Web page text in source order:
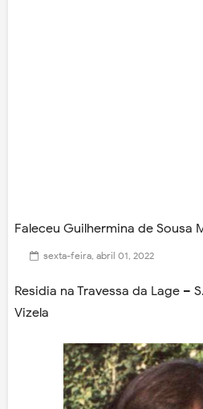
Faleceu Guilhermina de Sousa
sexta-feira, abril 01, 2022
Residia na Travessa da Lage –
Vizela